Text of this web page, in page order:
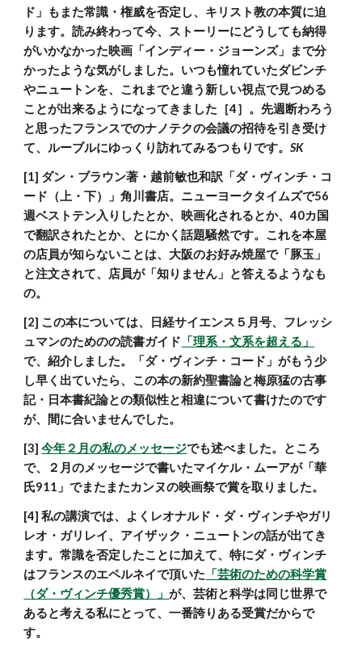
ド」もまた常識・権威を否定し、キリスト教の本質に迫
ります。読み終わって今、ストーリーにどうしても納得
がいかなかった映画「インディー・ジョーンズ」まで分
かったような気がしました。いつも憧れていたダビンチ
やニュートンを、これまでと違う新しい視点で見つめる
ことが出来るようになってきました［4］。先週断わろう
と思ったフランスでのナノテクの会議の招待を引き受け
て、ルーブルにゆっくり訪れてみるつもりです。SK
[1] ダン・ブラウン著・越前敏也和訳「ダ・ヴィンチ・コ
ード（上・下）」角川書店。ニューヨークタイムズで56
週ベストテン入りしたとか、映画化されるとか、40カ国
で翻訳されたとか、とにかく話題騒然です。これを本屋
の店員が知らないことは、大阪のお好み焼屋で「豚玉」
と注文されて、店員が「知りません」と答えるようなも
の。
[2] この本については、日経サイエンス５月号、フレッシ
ュマンのためのの読書ガイド 「理系・文系を超える」
で、紹介しました。「ダ・ヴィンチ・コード」がもう少
し早く出ていたら、この本の新約聖書論と梅原猛の古事
記・日本書紀論との類似性と相違について書けたのです
が、間に合いませんでした。
[3] 今年 ２月の私のメッセージでも述べました。ところ
で、２月のメッセージで書いたマイケル・ムーアが「華
氏911」でまたまたカンヌの映画祭で賞を取りました。
[4] 私の講演では、よくレオナルド・ダ・ヴィンチやガリ
レオ・ガリレイ、アイザック・ニュートンの話が出てき
ます。常識を否定したことに加えて、特にダ・ヴィンチ
はフランスのエペルネイで頂いた 「芸術のための科学賞
（ダ・ヴィンチ優秀賞）」が、芸術と科学は同じ世界で
あると考える私にとって、一番誇りある受賞だからで
す。